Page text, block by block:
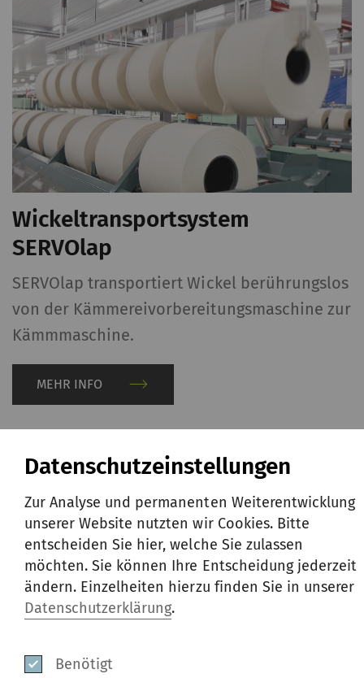
Wickeltransportsystem
SERVOlap
SERVOlap transportiert Wickel berührungslos
von der Kämmereivorbereitungsmaschine zur
Kämmmaschine.
MEHR INFO
Datenschutzeinstellungen
Zur Analyse und permanenten Weiterentwicklung
unserer Website nutzten wir Cookies. Bitte
entscheiden Sie hier, welche Sie zulassen
möchten. Sie können Ihre Entscheidung jederzeit
ändern. Einzelheiten hierzu finden Sie in unserer
Datenschutzerklärung.
Benötigt